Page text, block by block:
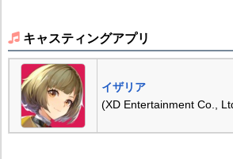
キャスティングアプリ
イザリア
(XD Entertainment Co.,